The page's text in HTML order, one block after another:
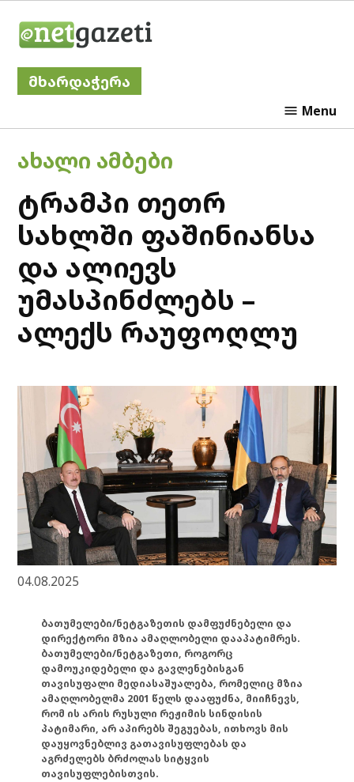
მხარდაჭერა
Menu
POSTED
ᲐᲮᲐᲚᲘ ᲐᲛᲑᲔᲑᲘ
ტრამპი თეთრ
სახლში ფაშინიანსა
და ალიევს
უმასპინძლებს –
ალექს რაუფოღლუ
04.08.2025
ბათუმელები/ნეტგაზეთის დამფუძნებელი და
დირექტორი მზია ამაღლობელი დააპატიმრეს.
ბათუმელები/ნეტგაზეთი, როგორც
დამოუკიდებელი და გავლენებისგან
თავისუფალი მედიასაშუალება, რომელიც მზია
ამაღლობელმა 2001 წელს დააფუძნა, მიიჩნევს,
რომ ის არის რუსული რეჟიმის სინდისის
პატიმარი, არ აპირებს შეგუებას, ითხოვს მის
დაუყოვნებლივ გათავისუფლებას და
აგრძელებს ბრძოლას სიტყვის
თავისუფლებისთვის.